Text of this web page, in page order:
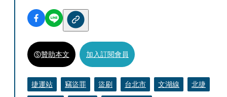
贊助本文 加入訂閱會員
捷運站 竊盜罪 盜刷 台北市 文湖線
北捷